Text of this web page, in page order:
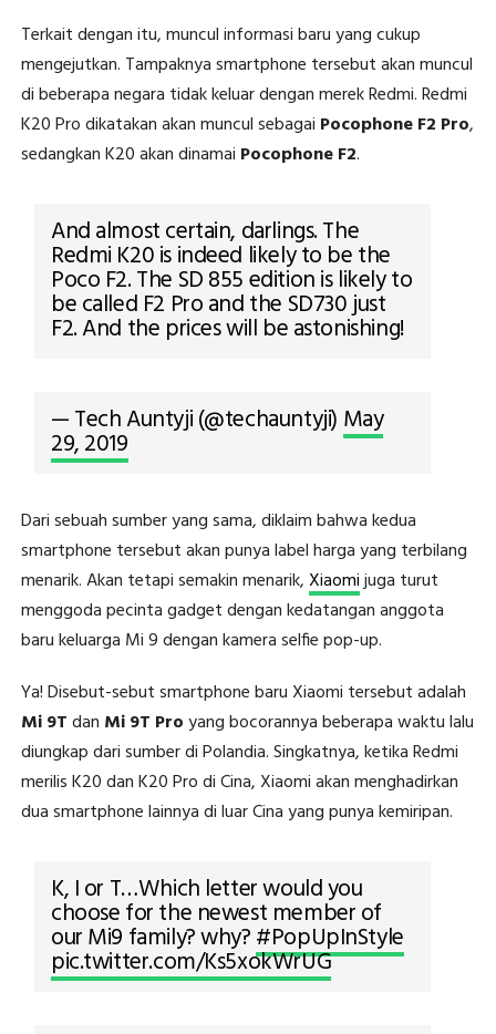
Terkait dengan itu, muncul informasi baru yang cukup
mengejutkan. Tampaknya smartphone tersebut akan muncul
di beberapa negara tidak keluar dengan merek Redmi. Redmi
K20 Pro dikatakan akan muncul sebagai Pocophone F2 Pro,
sedangkan K20 akan dinamai Pocophone F2.
And almost certain, darlings. The
Redmi K20 is indeed likely to be the
Poco F2. The SD 855 edition is likely to
be called F2 Pro and the SD730 just
F2. And the prices will be astonishing!
— Tech Auntyji (@techauntyji) May
29, 2019
Dari sebuah sumber yang sama, diklaim bahwa kedua
smartphone tersebut akan punya label harga yang terbilang
menarik. Akan tetapi semakin menarik,Xiaomijuga turut
menggoda pecinta gadget dengan kedatangan anggota
baru keluarga Mi 9 dengan kamera selfie pop-up.
Ya! Disebut-sebut smartphone baru Xiaomi tersebut adalah
Mi 9Tdan Mi 9T Proyang bocorannya beberapa waktu lalu
diungkap dari sumber di Polandia. Singkatnya, ketika Redmi
merilis K20 dan K20 Pro di Cina, Xiaomi akan menghadirkan
dua smartphone lainnya di luar Cina yang punya kemiripan.
K, I or T…Which letter would you
choose for the newest member of
our Mi9 family? why?#PopUpInStyle
pic.twitter.com/Ks5xokWrUG